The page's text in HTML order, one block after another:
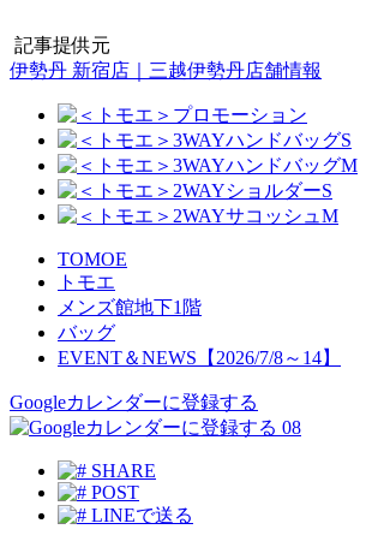
記事提供元
伊勢丹 新宿店｜三越伊勢丹店舗情報
TOMOE
トモエ
メンズ館地下1階
バッグ
EVENT＆NEWS【2026/7/8～14】
Googleカレンダーに登録する
08
SHARE
POST
LINEで送る